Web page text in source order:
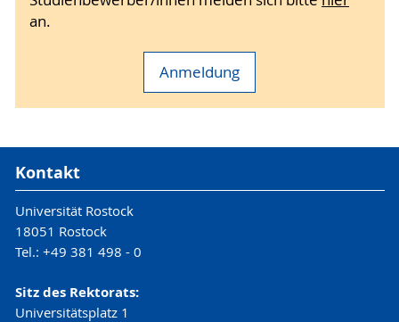
an.
Anmeldung
Kontakt
Universität Rostock
18051 Rostock
Tel.: +49 381 498 - 0
Sitz des Rektorats:
Universitätsplatz 1